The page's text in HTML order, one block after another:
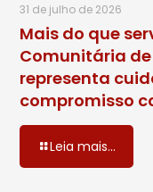
31 de julho de 2026
Mais do que
Comunitária de
representa
compromisso
Leia mais...